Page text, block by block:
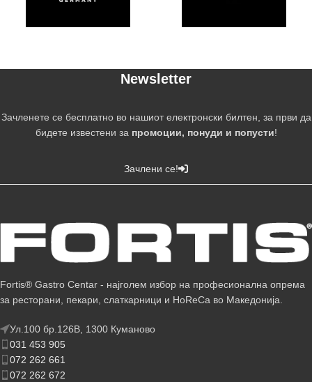
Newsletter
Зачленете се бесплатно во нашиот електронски билтен, за први да
бидете известени за промоции, понуди и попусти!
Зачлени се!
Fortis® Gastro Centar - најголем избор на професионална опрема
за ресторани, пекари, слаткарници и HoReCa во Македонија.
Ул.100 бр.126В, 1300 Куманово
031 453 905
072 262 661
072 262 672